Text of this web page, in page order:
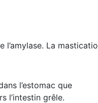
l’amylase. La
l’estomac que
l’intestin grêle.